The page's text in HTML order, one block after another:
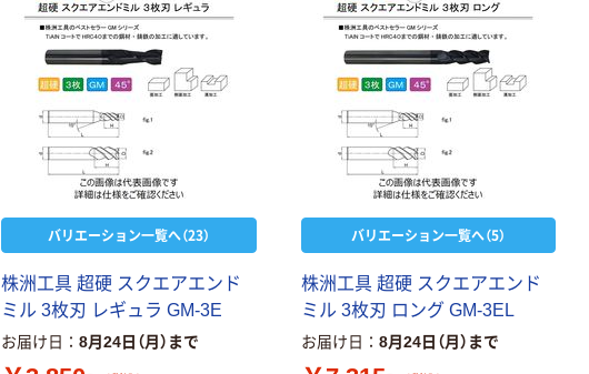
バリエーション一覧へ（23）
株洲工具 超硬 スクエアエンド
ミル 3枚刃 レギュラ GM-3E
お届け日 8月24日（月）まで
バリエーション一覧へ（5）
株洲工具 超硬 スクエアエンド
ミル 3枚刃 ロング GM-3EL
お届け日 8月24日（月）まで
トフィルム A4
サイズ
100μ（ミクロン）
￥458~ （税込）
ペーパータオル
中判 再生紙
100％ 200枚
FSC認証 シング
ル 大王製紙共同
企画 オリジナル
本気プライス
大塚製薬工場
経口補水液 オー
エスワン（OS-1）
レクリーナー
オリジナル
本気プライス
アスクル フラッ